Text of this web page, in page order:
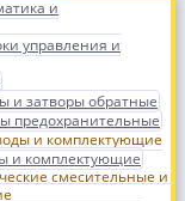
и
управления и
и затворы обратные
предохранительные
и комплектующие